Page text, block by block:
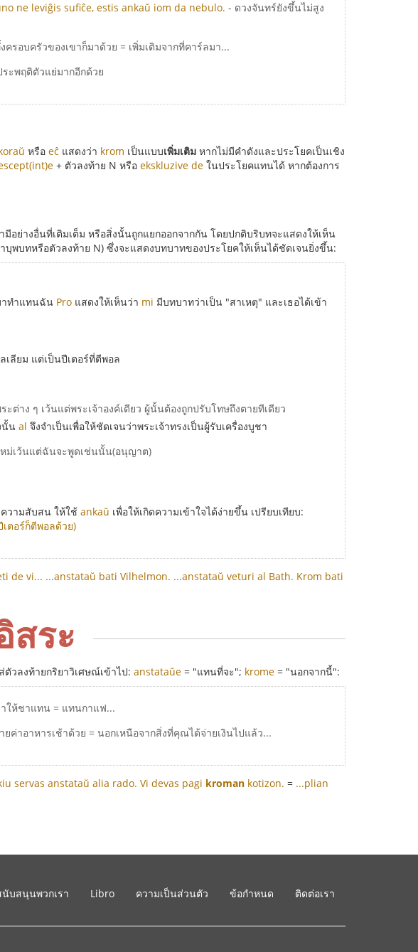
ne leviĝis sufiĉe, estis ankaŭ iom da nebulo. - ดวงจันทร์ยังขึ้นไม่สูง
รอบครัวของเขาก็มาด้วย = เพิ่มเติมจากที่คาร์ลมา...
ะพฤติตัวแย่มากอีกด้วย
หรือ eĉ แสดงว่า krom เป็นแบบเพิ่มเติม หากไม่มีคำดังและประโยคเป็นเชิง
+ ตัวลงท้าย N หรือ ekskluzive de ในประโยคแทนได้ หากต้องการ
อย่างอื่นที่เติมเต็ม หรือสิ่งนั้นถูกแยกออกจากกัน โดยปกติบริบทจะแสดงให้เห็น
พบทหรือตัวลงท้าย N) ซึ่งจะแสดงบทบาทของประโยคให้เห็นได้ชัดเจนยิ่งขึ้น:
าทำแทนฉัน Pro แสดงให้เห็นว่า mi มีบทบาทว่าเป็น "สาเหตุ" และเธอได้เข้า
เลียม แต่เป็นปีเตอร์ที่ตีพอล
ะต่าง ๆ เว้นแต่พระเจ้าองค์เดียว ผู้นั้นต้องถูกปรับโทษถึงตายทีเดียว
นั้น al จึงจำเป็นเพื่อให้ชัดเจนว่าพระเจ้าทรงเป็นผู้รับเครื่องบูชา
ม่เว้นแต่ฉันจะพูดเช่นนั้น(อนุญาต)
วามสับสน ให้ใช้ ankaŭ เพื่อให้เกิดความเข้าใจได้ง่ายขึ้น เปรียบเทียบ:
ตอร์ก็ตีพอลด้วย)
de vi... ...anstataŭ bati Vilhelmon. ...anstataŭ veturi al Bath. Krom bati
สระ
วลงท้ายกริยาวิเศษณ์เข้าไป: anstataŭe = "แทนที่จะ"; krome = "นอกจากนี้":
ให้ชาแทน = แทนกาแฟ...
ค่าอาหารเช้าด้วย = นอกเหนือจากสิ่งที่คุณได้จ่ายเงินไปแล้ว...
servas anstataŭ alia rado. Vi devas pagi kroman kotizon. = ...plian
นับสนุนพวกเรา Libro ความเป็นส่วนตัว ข้อกำหนด ติดต่อเรา